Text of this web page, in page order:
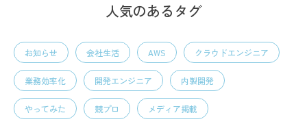
人気のあるタグ
お知らせ 会社生活 AWS クラウドエンジニア
業務効率化 開発エンジニア 内製開発
やってみた 競プロ メディア掲載